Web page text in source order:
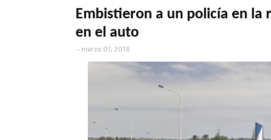
Embistieron a un policía en la
en el auto
marzo 07, 2018